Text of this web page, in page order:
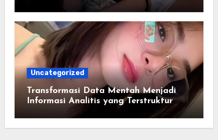
Uncategorized
Transformasi Data Mentah Menjadi
Informasi Analitis yang Terstruktur